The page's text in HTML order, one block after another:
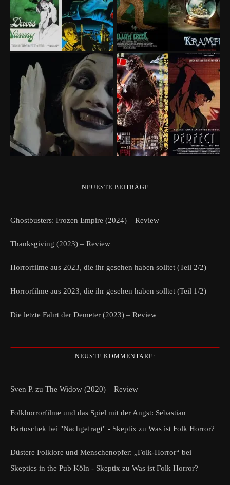
NEUESTE BEITRÄGE
Ghostbusters: Frozen Empire (2024) – Review
Thanksgiving (2023) – Review
Horrorfilme aus 2023, die ihr gesehen haben solltet (Teil 2/2)
Horrorfilme aus 2023, die ihr gesehen haben solltet (Teil 1/2)
Die letzte Fahrt der Demeter (2023) – Review
NEUSTE KOMMENTARE:
Sven P. zu The Widow (2020) – Review
Folkhorrorfilme und das Spiel mit der Angst: Sebastian
Bartoschek bei "Nachgefragt" - Skeptix zu Was ist Folk Horror?
Düstere Folklore und Menschenopfer: „Folk-Horror“ bei
Skeptics in the Pub Köln - Skeptix zu Was ist Folk Horror?